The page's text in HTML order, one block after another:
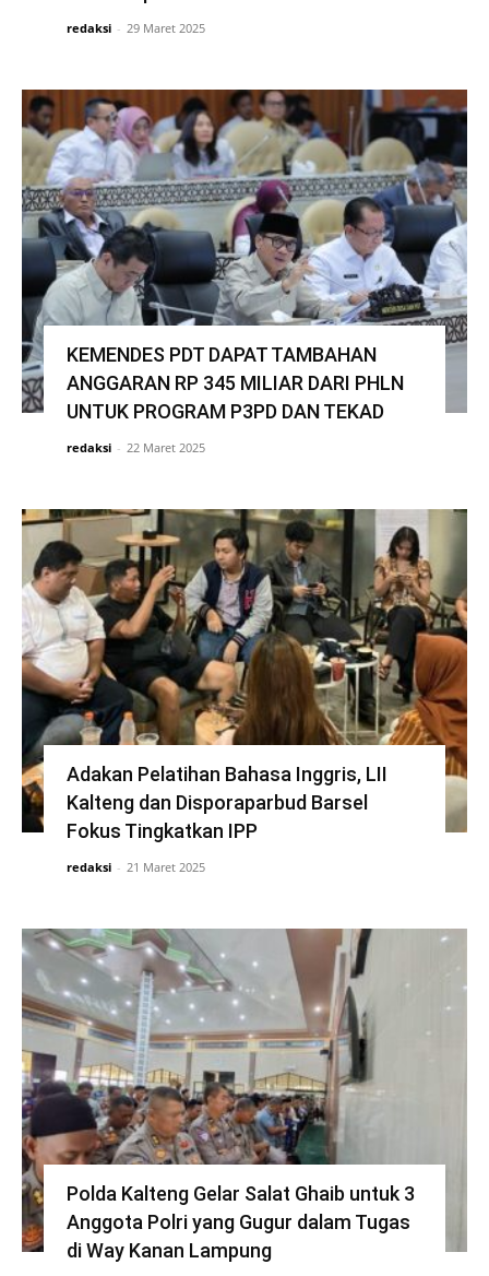
redaksi - 29 Maret 2025
KEMENDES PDT DAPAT TAMBAHAN
ANGGARAN RP 345 MILIAR DARI PHLN
UNTUK PROGRAM P3PD DAN TEKAD
redaksi - 22 Maret 2025
Adakan Pelatihan Bahasa Inggris, LII
Kalteng dan Disporaparbud Barsel
Fokus Tingkatkan IPP
redaksi - 21 Maret 2025
Polda Kalteng Gelar Salat Ghaib untuk 3
Anggota Polri yang Gugur dalam Tugas
di Way Kanan Lampung